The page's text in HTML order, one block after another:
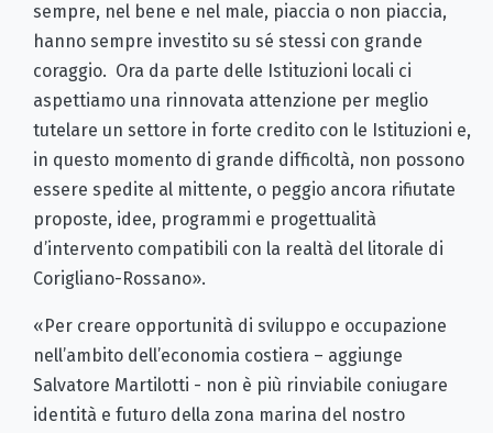
sempre, nel bene e nel male, piaccia o non piaccia,
hanno sempre investito su sé stessi con grande
coraggio. Ora da parte delle Istituzioni locali ci
aspettiamo una rinnovata attenzione per meglio
tutelare un settore in forte credito con le Istituzioni e,
in questo momento di grande difficoltà, non possono
essere spedite al mittente, o peggio ancora rifiutate
proposte, idee, programmi e progettualità
d’intervento compatibili con la realtà del litorale di
Corigliano-Rossano».
«Per creare opportunità di sviluppo e occupazione
nell’ambito dell’economia costiera – aggiunge
Salvatore Martilotti - non è più rinviabile coniugare
identità e futuro della zona marina del nostro